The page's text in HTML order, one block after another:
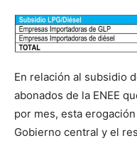
En relación al subsidio
abonados de la ENEE
por mes, esta
Gobierno central y el